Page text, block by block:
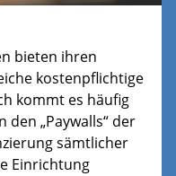
bieten ihren
kostenpflichtige
kommt es häufig
„Paywalls“ der
sämtlicher
Einrichtung